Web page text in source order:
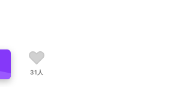
31人